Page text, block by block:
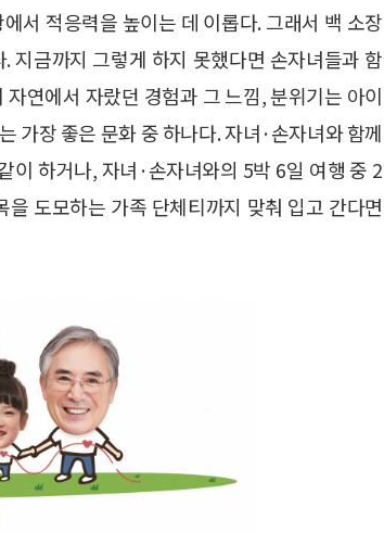
서 적응력을 높이는 데 이롭다. 그래서 백 소장
지금까지 그렇게 하지 못했다면 손자녀들과 함
연에서 자랐던 경험과 그 느낌, 분위기는 아이
가장 좋은 문화 중 하나다. 자녀·손자녀와 함께
이 하거나, 자녀·손자녀와의 5박 6일 여행 중 2
도모하는 가족 단체티까지 맞춰 입고 간다면